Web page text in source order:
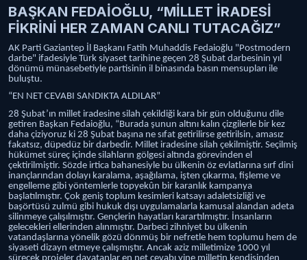
BAŞKAN FEDAİOĞLU, “MİLLET İRADESİ
FİKRİNİ HER ZAMAN CANLI TUTACAĞIZ”
AK Parti Gaziantep İl Başkanı Fatih Muhaddis Fedaioğlu "Postmodern
darbe" ifadesiyle Türk siyaset tarihine geçen 28 Şubat darbesinin yıl
dönümü münasebetiyle partisinin il binasında basın mensupları ile
buluştu.
“EN NET CEVABI SANDIKTA ALDILAR”
28 Şubat’ın millet iradesine silah çekildiği kara bir gün olduğunu dile
getiren Başkan Fedaioğlu, “Burada şunun altını kalın çizgilerle bir kez
daha çiziyoruz ki 28 Şubat başına ne sıfat getirilirse getirilsin, amasız
fakatsız, düpedüz bir darbedir. Millet iradesine silah çekilmiştir. Seçilmiş
hükümet süreç içinde silahların gölgesi altında görevinden el
çektirilmiştir. Sözde irtica bahanesiyle bu ülkenin öz evlatlarına sırf dini
inançlarından dolayı karalama, aşağılama, işten çıkarma, fişleme ve
engelleme gibi yöntemlerle topyekûn bir karanlık kampanya
başlatılmıştır. Çok geniş toplum kesimleri katsayı adaletsizliği ve
başörtüsü zulmü gibi hukuk dışı uygulamalarla kamusal alandan adeta
silinmeye çalışılmıştır. Gençlerin hayatları karartılmıştır. İnsanların
gelecekleri ellerinden alınmıştır. Darbeci zihniyet bu ülkenin
vatandaşlarına yönelik gözü dönmüş bir nefretle hem toplumu hem de
siyaseti dizayn etmeye çalışmıştır. Ancak aziz milletimize 1000 yıl